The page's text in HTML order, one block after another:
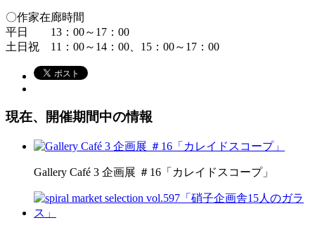
〇作家在廊時間
平日 13：00～17：00
土日祝 11：00～14：00、15：00～17：00
現在、開催期間中の情報
Gallery Café 3 企画展 ＃16「カレイドスコープ」